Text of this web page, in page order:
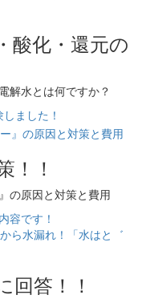
酸化・還元の
解水とは何ですか？
ました！
！！
の原因と対策と費用
容です！
回答！！